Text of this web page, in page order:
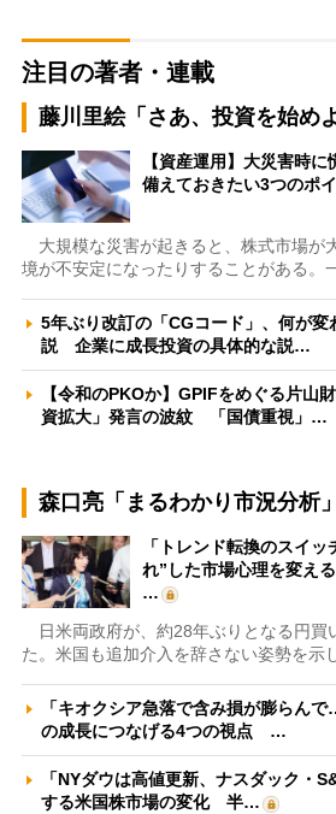
注目の著者・連載
藤川里絵「さあ、投資を始め
【資産運用】大災害時
備えておきたい3つのポ
大規模な災害が起きると、株式市場が
境が不安定になったりすることがある。
5年ぶり改訂の「CGコード」、何が変
説 企業に成長投資の具体的な説…
【令和のPKOか】GPIFをめぐる片山
資拡大」発言の波紋 「国債重視」…
森口亮「まるわかり市況分析」
「トレンド転換のスイ
れ”した市場心理を変え
…
日米両政府が、約28年ぶりとなる円買
た。米国も追加介入を辞さない姿勢を示
「キオクシア急落で含み損が膨らん
の成長につなげる4つの視点 …
「NYダウは高値更新、ナスダック・
する米国株市場の変化 半…